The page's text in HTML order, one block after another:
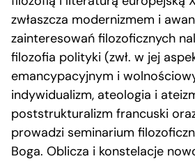
zwłaszcza modernizmem i
zainteresowań filozoficznych
filozofia polityki (zwł. w jej
emancypacyjnym i
indywidualizm, ateologia i
poststrukturalizm francuski
prowadzi seminarium
Boga. Oblicza i konstelacje